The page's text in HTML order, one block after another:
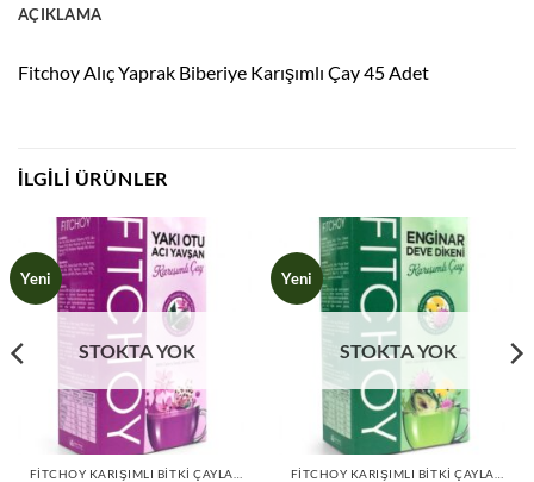
AÇIKLAMA
Fitchoy Alıç Yaprak Biberiye Karışımlı Çay 45 Adet
İLGILI ÜRÜNLER
Yeni
STOKTA YOK
Yeni
STOKTA YOK